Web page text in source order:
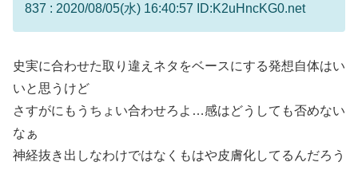
837 : 2020/08/05(水) 16:40:57 ID:K2uHncKG0.net
史実に合わせた取り違えネタをベースにする発想自体はい
いと思うけど
さすがにもうちょい合わせろよ…感はどうしても否めない
なぁ
神経抜き出しなわけではなくもはや皮膚化してるんだろう